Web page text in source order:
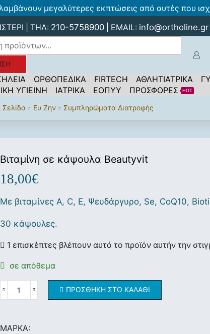
μεγαλύτερες εκπτώσεις από αυτές που
| ΤΗΛ: 210-5758900 | EMAIL: info@ortholine.gr
ΟΡΘΟΠΕΔΙΚΑ FIRTECH ΑΘΛΗΤΙΑΤΡΙΚΑ
ΥΓΙΕΙΝΗ ΙΑΤΡΙΚΑ ΕΟΠΥΥ ΠΡΟΣΦΟΡΕΣ HOT
Σελίδα Ευ Ζην Συμπληρώματα Διατροφής
Βιταμίνη σε κάψουλα Beautyvit
18,00€
Με βιταμίνες A, C, E, Ψευδάργυρο, Se, CoQ10,
30 κάψουλες.
1 επισκέπτες βλέπουν αυτό το προϊόν αυτήν την
σε απόθεμα
ΠΡΟΣΘΉΚΗ ΣΤΟ ΚΑΛΆΘΙ
ΜΆΡΚΑ: